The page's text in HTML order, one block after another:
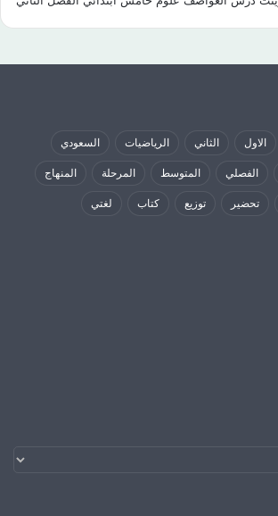
الاول الثاني الرياضيات السعودي
الفصلي المتوسط المرحلة المنهاج
تحضير توزيع كتاب لغتي